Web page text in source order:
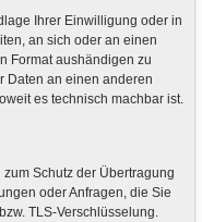
Ihrer Einwilligung oder in
an sich oder an einen
Format aushändigen zu
Daten an einen anderen
es technisch machbar ist.
Schutz der Übertragung
oder Anfragen, die Sie
TLS-Verschlüsselung.